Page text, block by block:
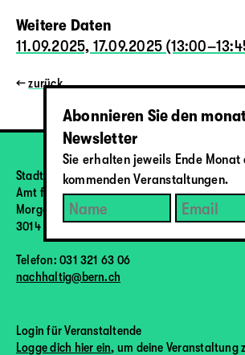
Weitere Daten
11.09.2025, 17.09.2025
←zurück
Stadt Bern
Amt für Umweltschutz
Morgartenstrasse 2a
3014 Bern
Telefon: 031 321 63 06
nachhaltig@bern.ch
Login für Veranstaltende
Logge dich hier ein, um deine Veranstaltung
Abonnieren Sie den
Newsletter
Sie erhalten jeweils Ende
kommenden Veranstaltungen.